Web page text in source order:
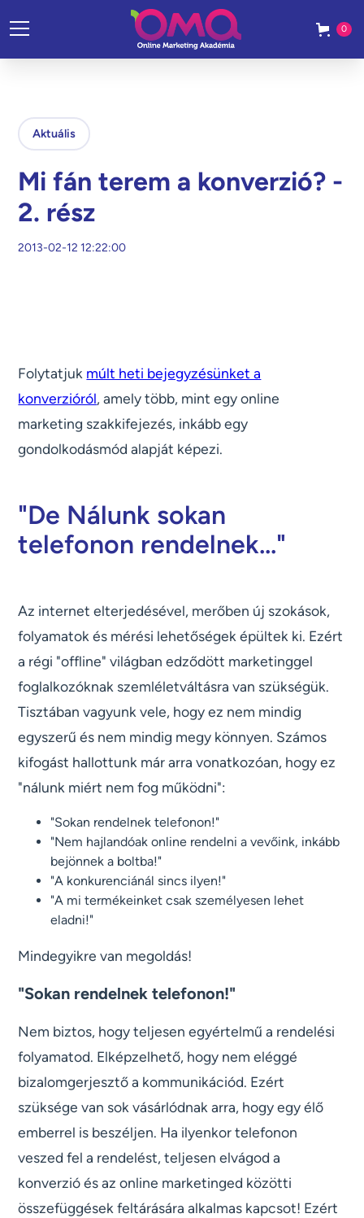
0
Aktuális
Mi fán terem a konverzió? -
2. rész
2013-02-12 12:22:00
Folytatjuk múlt heti bejegyzésünket a
konverzióról, amely több, mint egy online
marketing szakkifejezés, inkább egy
gondolkodásmód alapját képezi.
"De Nálunk sokan
telefonon rendelnek..."
Az internet elterjedésével, merőben új szokások,
folyamatok és mérési lehetőségek épültek ki. Ezért
a régi "offline" világban edződött marketinggel
foglalkozóknak szemléletváltásra van szükségük.
Tisztában vagyunk vele, hogy ez nem mindig
egyszerű és nem mindig megy könnyen. Számos
kifogást hallottunk már arra vonatkozóan, hogy ez
"nálunk miért nem fog működni":
"Sokan rendelnek telefonon!"
"Nem hajlandóak online rendelni a vevőink, inkább
bejönnek a boltba!"
"A konkurenciánál sincs ilyen!"
"A mi termékeinket csak személyesen lehet
eladni!"
Mindegyikre van megoldás!
"Sokan rendelnek telefonon!"
Nem biztos, hogy teljesen egyértelmű a rendelési
folyamatod. Elképzelhető, hogy nem eléggé
bizalomgerjesztő a kommunikációd. Ezért
szüksége van sok vásárlódnak arra, hogy egy élő
emberrel is beszéljen. Ha ilyenkor telefonon
veszed fel a rendelést, teljesen elvágod a
konverzió és az online marketinged közötti
összefüggések feltárására alkalmas kapcsot! Ezért